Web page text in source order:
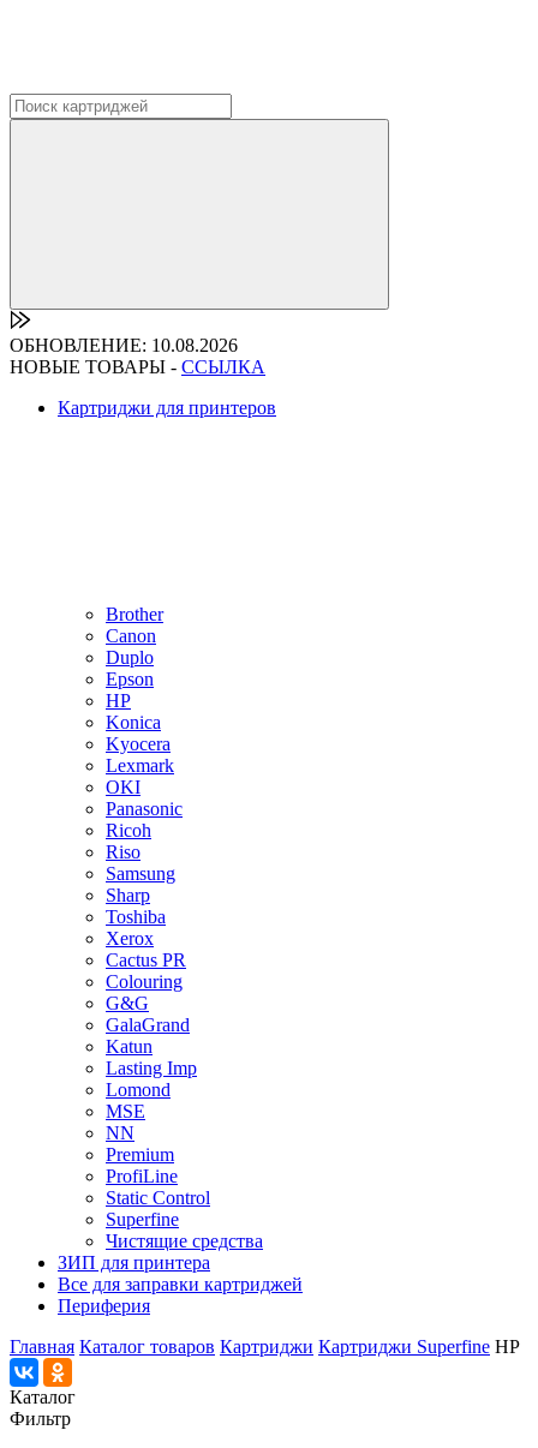
ОБНОВЛЕНИЕ: 10.08.2026
НОВЫЕ ТОВАРЫ - ССЫЛКА
Картриджи для принтеров
Brother
Canon
Duplo
Epson
HP
Konica
Kyocera
Lexmark
OKI
Panasonic
Ricoh
Riso
Samsung
Sharp
Toshiba
Xerox
Cactus PR
Colouring
G&G
GalaGrand
Katun
Lasting Imp
Lomond
MSE
NN
Premium
ProfiLine
Static Control
Superfine
Чистящие средства
ЗИП для принтера
Все для заправки картриджей
Периферия
Главная Каталог товаров Картриджи Картриджи Superfine HP
Каталог
Фильтр